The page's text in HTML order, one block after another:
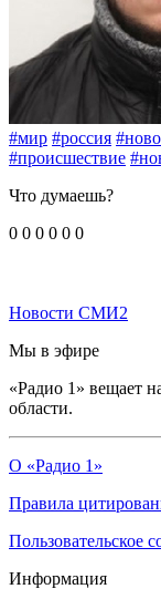
#мир #россия
#происшествие
Что думаешь?
0 0 0 0 0 0
Новости СМИ2
Мы в эфире
«Радио 1» вещает
области.
О «Радио 1»
Правила
Пользовательское
Информация